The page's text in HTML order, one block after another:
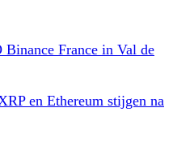
France in Val de
en Ethereum stijgen na